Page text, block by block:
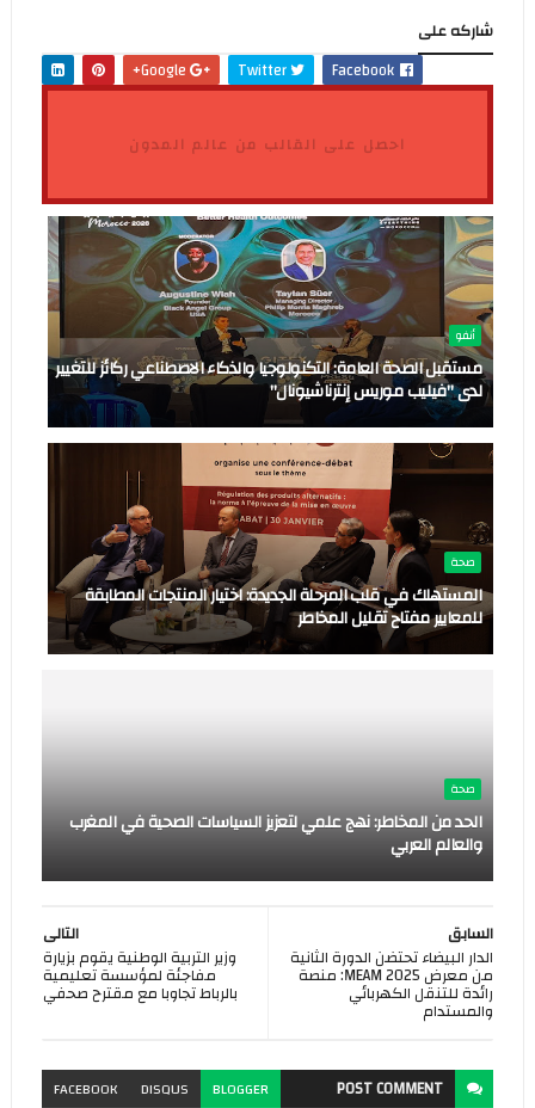
شاركه على
Facebook
Twitter
احصل على القالب من عالم المدون
أنفو
مستقبل الصحة العامة: التكنولوجيا والذكاء الاصطناعي ركائز للتغيير
لدى "فيليب موريس إنترناشيونال"
صحة
المستهلك في قلب المرحلة الجديدة: اختيار المنتجات المطابقة
للمعايير مفتاح تقليل المخاطر
صحة
الحد من المخاطر: نهج علمي لتعزيز السياسات الصحية في المغرب
والعالم العربي
التالى
وزير التربية الوطنية يقوم بزيارة
مفاجئة لمؤسسة تعليمية
بالرباط تجاوبا مع مقترح صحفي
السابق
الدار البيضاء تحتضن الدورة الثانية
من معرض MEAM 2025: منصة
رائدة للتنقل الكهربائي
والمستدام
POSTCOMMENT
BLOGGER
DISQUS
FACEBOOK